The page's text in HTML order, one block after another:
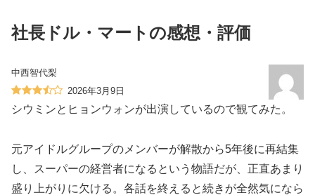
社長ドル・マートの感想・評価
中西智代梨
2026年3月9日
シウミンとヒョンウォンが出演しているので観てみた。
元アイドルグループのメンバーが解散から5年後に再結集
し、スーパーの経営者になるという物語だが、正直あまり
盛り上がりに欠ける。各話を終えると続きが全然気になら